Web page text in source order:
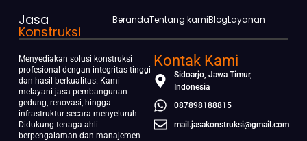
Jasa
Konstruksi
BerandaTentang kamiBlogLayanan
Menyediakan solusi konstruksi
profesional dengan integritas tinggi
dan hasil berkualitas. Kami
melayani jasa pembangunan
gedung, renovasi, hingga
infrastruktur secara menyeluruh.
Didukung tenaga ahli
berpengalaman dan manajemen
Kontak Kami
Sidoarjo, Jawa Timur,
Indonesia
087898188815
mail.jasakonstruksi@gmail.com